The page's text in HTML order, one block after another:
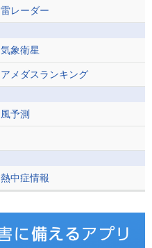
雷レーダー
気象衛星
アメダスランキング
風予測
熱中症情報